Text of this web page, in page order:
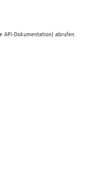
API-Dokumentation) abrufen.